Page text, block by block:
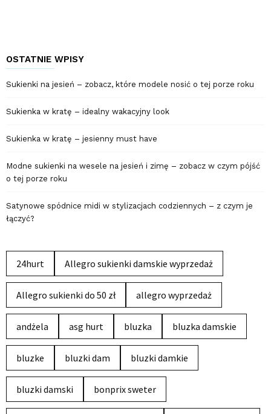
OSTATNIE WPISY
Sukienki na jesień – zobacz, które modele nosić o tej porze roku
Sukienka w kratę – idealny wakacyjny look
Sukienka w kratę – jesienny must have
Modne sukienki na wesele na jesień i zimę – zobacz w czym pójść
o tej porze roku
Satynowe spódnice midi w stylizacjach codziennych – z czym je
łączyć?
24hurt Allegro sukienki damskie wyprzedaż
Allegro sukienki do 50 zł allegro wyprzedaż
andżela asg hurt bluzka bluzka damskie
bluzke bluzki dam bluzki damkie
bluzki damski bonprix sweter